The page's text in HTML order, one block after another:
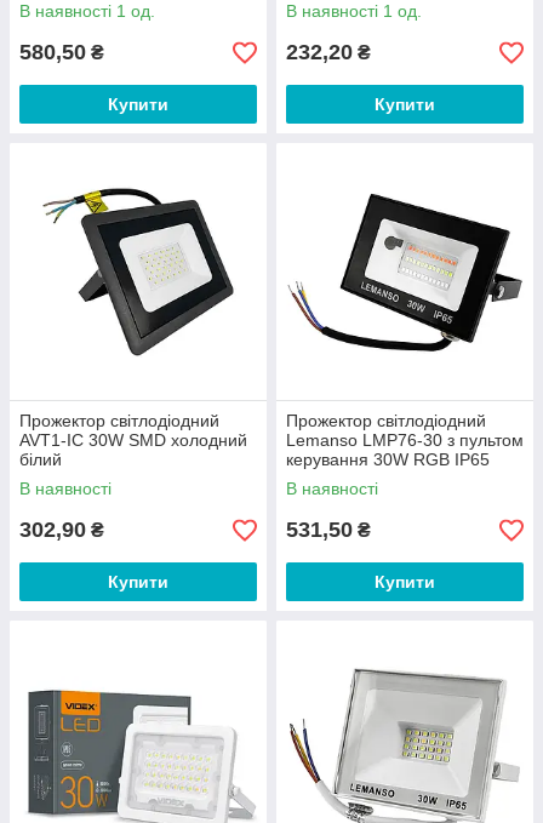
В наявності 1 од.
580,50 ₴
Купити
В наявності 1 од.
232,20 ₴
Купити
Прожектор світлодіодний
AVT1-IC 30W SMD холодний
білий
В наявності
302,90 ₴
Купити
Прожектор світлодіодний
Lemanso LMP76-30 з пультом
керування 30W RGB IP65
В наявності
531,50 ₴
Купити